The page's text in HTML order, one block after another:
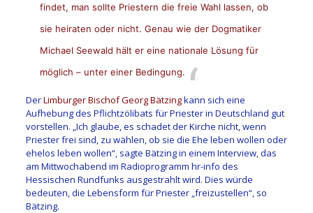
findet, man sollte Priestern die freie Wahl lassen, ob
sie heiraten oder nicht. Genau wie der Dogmatiker
Michael Seewald hält er eine nationale Lösung für
möglich – unter einer Bedingung.
DerLimburger Bischof Georg Bätzingkann sich eine
Aufhebung des Pflichtzölibats für Priester in Deutschland gut
vorstellen. „Ich glaube, es schadet der Kirche nicht, wenn
Priester frei sind, zu wählen, ob sie die Ehe leben wollen oder
ehelos leben wollen“, sagte Bätzing in einem Interview, das
am Mittwochabend im Radioprogramm hr-info des
Hessischen Rundfunks ausgestrahlt wird. Dies würde
bedeuten, die Lebensform für Priester „freizustellen“, so
Bätzing.